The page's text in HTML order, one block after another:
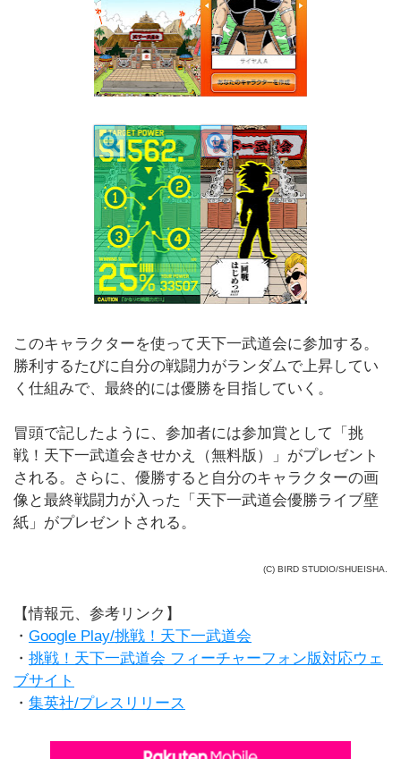
このキャラクターを使って天下一武道会に参加する。
勝利するたびに自分の戦闘力がランダムで上昇してい
く仕組みで、最終的には優勝を目指していく。
冒頭で記したように、参加者には参加賞として「挑
戦！天下一武道会きせかえ（無料版）」がプレゼント
される。さらに、優勝すると自分のキャラクターの画
像と最終戦闘力が入った「天下一武道会優勝ライブ壁
紙」がプレゼントされる。
(C) BIRD STUDIO/SHUEISHA.
【情報元、参考リンク】
・ Google Play/挑戦！天下一武道会
・ 挑戦！天下一武道会 フィーチャーフォン版対応ウェ
ブサイト
・ 集英社/プレスリリース